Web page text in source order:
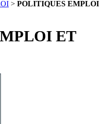
> POLITIQUES EMPLOI
ET